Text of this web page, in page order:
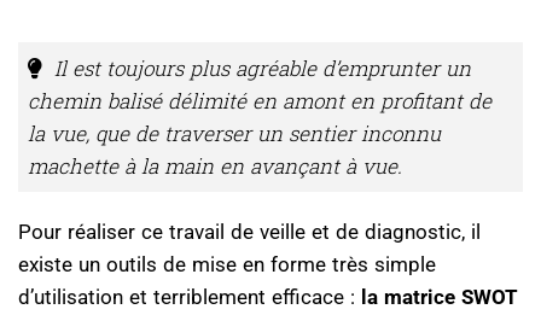
Il est toujours plus agréable d’emprunter un
chemin balisé délimité en amont en profitant de
la vue, que de traverser un sentier inconnu
machette à la main en avançant à vue.
Pour réaliser ce travail de veille et de diagnostic, il
existe un outils de mise en forme très simple
d’utilisation et terriblement efficace : la matrice SWOT